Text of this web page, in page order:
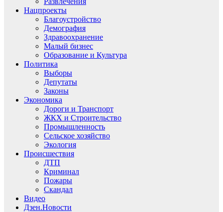
Нацпроекты
Благоустройство
Демография
Здравоохранение
Малый бизнес
Образование и Культура
Политика
Выборы
Депутаты
Законы
Экономика
Дороги и Транспорт
ЖКХ и Строительство
Промышленность
Сельское хозяйство
Экология
Происшествия
ДТП
Криминал
Пожары
Скандал
Видео
Дзен.Новости